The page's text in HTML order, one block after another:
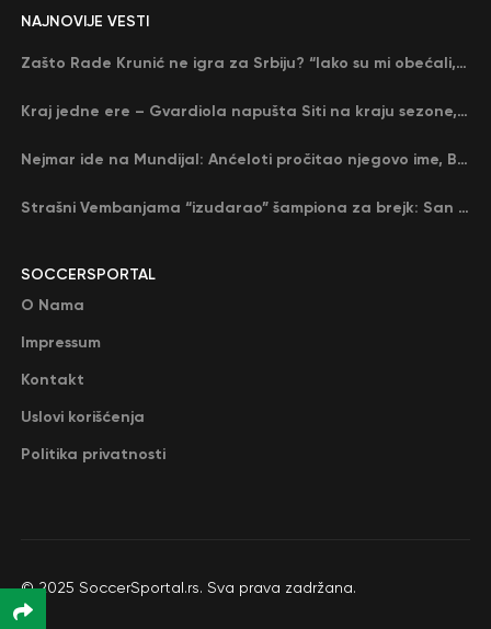
SOCCERSPORTAL
O Nama
Impressum
Kontakt
Uslovi korišćenja
Politika privatnosti
NAJNOVIJE VESTI
Zašto Rade Krunić ne igra za Srbiju? “Iako su mi obećali, niko me nije zvao…”
Kraj jedne ere – Gvardiola napušta Siti na kraju sezone, menja ga njegov nekadašnji rival
Nejmar ide na Mundijal: Anćeloti pročitao njegovo ime, Brazil u delirijumu (VIDEO)
Strašni Vembanjama “izudarao” šampiona za brejk: San Antonio poveo protiv Oklahome
© 2025 SoccerSportal.rs. Sva prava zadržana.